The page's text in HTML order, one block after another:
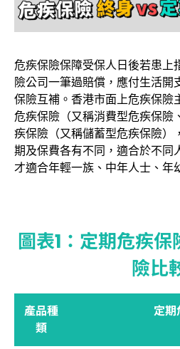
危疾保險保障受保人日後若患上
險公司一筆過賠償，應付生活開
保險互補。香港市面上危疾保險
危疾保險（又稱消費型危疾保險
疾保險（又稱儲蓄型危疾保險）
期及保費各有不同，適合於不同
才適合年輕一族、中年人士、年
圖表1：定期危疾
險比
產品種
類
定